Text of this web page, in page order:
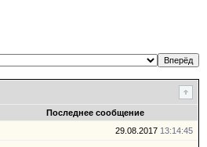
Последнее сообщение
29.08.2017 13:14:45